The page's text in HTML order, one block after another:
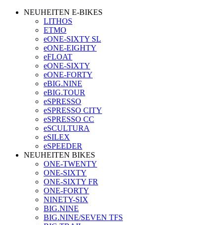
NEUHEITEN E-BIKES
LITHOS
ETMO
eONE-SIXTY SL
eONE-EIGHTY
eFLOAT
eONE-SIXTY
eONE-FORTY
eBIG.NINE
eBIG.TOUR
eSPRESSO
eSPRESSO CITY
eSPRESSO CC
eSCULTURA
eSILEX
eSPEEDER
NEUHEITEN BIKES
ONE-TWENTY
ONE-SIXTY
ONE-SIXTY FR
ONE-FORTY
NINETY-SIX
BIG.NINE
BIG.NINE/SEVEN TFS